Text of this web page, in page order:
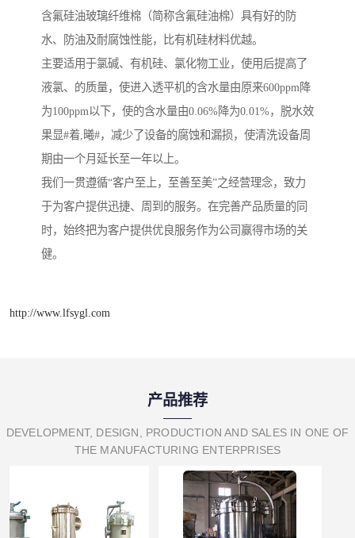
含氟硅油玻璃纤维棉（简称含氟硅油棉）具有好的防
水、防油及耐腐蚀性能，比有机硅材料优越。
主要适用于氯碱、有机硅、氯化物工业，使用后提高了
液氯、的质量，使进入透平机的含水量由原来600ppm降
为100ppm以下，使的含水量由0.06%降为0.01%，脱水效
果显#着,曦#，减少了设备的腐蚀和漏损，使清洗设备周
期由一个月延长至一年以上。
我们一贯遵循“客户至上，至善至美”之经营理念，致力
于为客户提供迅捷、周到的服务。在完善产品质量的同
时，始终把为客户提供优良服务作为公司赢得市场的关
健。
http://www.lfsygl.com
产品推荐
DEVELOPMENT, DESIGN, PRODUCTION AND SALES IN ONE OF
THE MANUFACTURING ENTERPRISES